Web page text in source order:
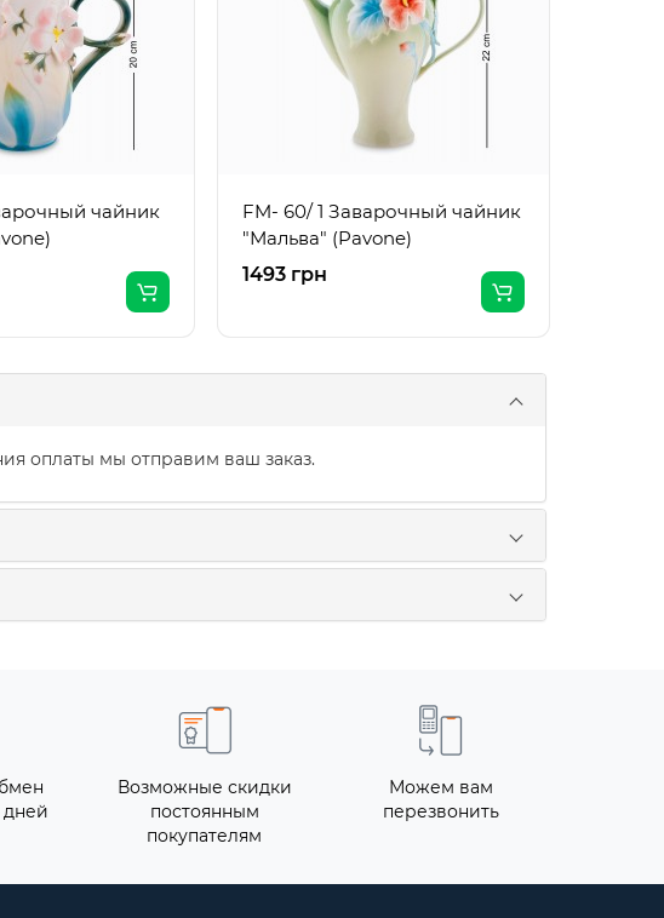
чайник
FM- 60/ 1 Заварочный чайник
"Мальва" (Pavone)
1493 грн
оплаты мы отправим ваш заказ.
дней
Возможные скидки
постоянным
покупателям
Можем вам
перезвонить